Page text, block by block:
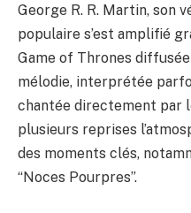
George R. R. Martin, son
populaire s’est amplifié
Game of Thrones
mélodie, interprétée
chantée directement par
plusieurs reprises
des moments clés,
“Noces Pourpres”.